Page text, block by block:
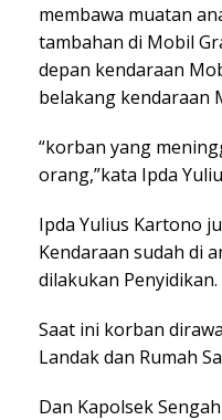
membawa muatan
tambahan di Mobil
depan kendaraan
belakang kendaraan
“korban yang
orang,”kata Ipda
Ipda Yulius Kartono
Kendaraan sudah di
dilakukan Penyidikan.
Saat ini korban
Landak dan Rumah
Dan Kapolsek